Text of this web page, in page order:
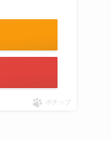
ポチップ